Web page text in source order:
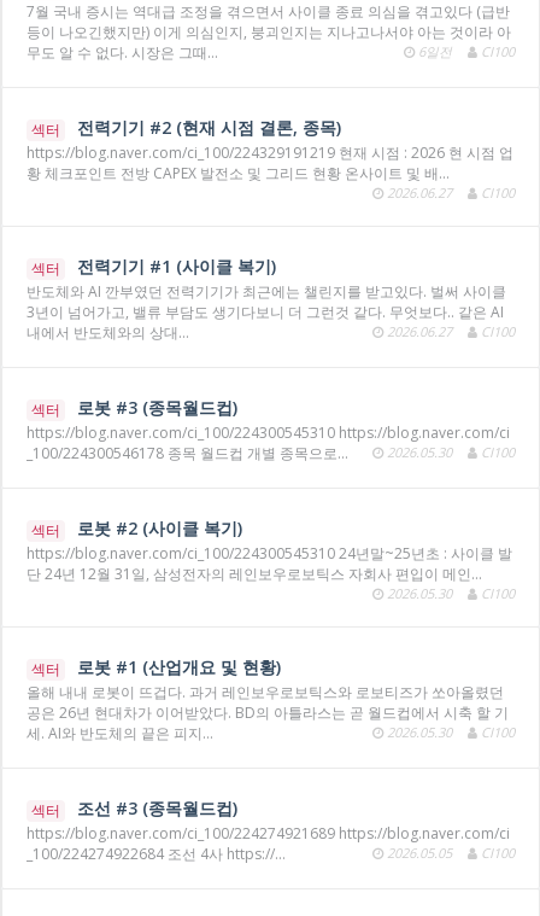
7월 국내 증시는 역대급 조정을 겪으면서 사이클 종료 의심을 겪고있다 (급반
등이 나오긴했지만) 이게 의심인지, 붕괴인지는 지나고나서야 아는 것이라 아
무도 알 수 없다. 시장은 그때…
6일전 CI100
섹터 전력기기 #2 (현재 시점 결론, 종목)
https://blog.naver.com/ci_100/224329191219 현재 시점 : 2026 현 시점 업
황 체크포인트 전방 CAPEX 발전소 및 그리드 현황 온사이트 및 배…
2026.06.27 CI100
섹터 전력기기 #1 (사이클 복기)
반도체와 AI 깐부였던 전력기기가 최근에는 챌린지를 받고있다. 벌써 사이클
3년이 넘어가고, 밸류 부담도 생기다보니 더 그런것 같다. 무엇보다.. 같은 AI
내에서 반도체와의 상대…
2026.06.27 CI100
섹터 로봇 #3 (종목월드컵)
https://blog.naver.com/ci_100/224300545310 https://blog.naver.com/ci
_100/224300546178 종목 월드컵 개별 종목으로…
2026.05.30 CI100
섹터 로봇 #2 (사이클 복기)
https://blog.naver.com/ci_100/224300545310 24년말~25년초 : 사이클 발
단 24년 12월 31일, 삼성전자의 레인보우로보틱스 자회사 편입이 메인…
2026.05.30 CI100
섹터 로봇 #1 (산업개요 및 현황)
올해 내내 로봇이 뜨겁다. 과거 레인보우로보틱스와 로보티즈가 쏘아올렸던
공은 26년 현대차가 이어받았다. BD의 아틀라스는 곧 월드컵에서 시축 할 기
세. AI와 반도체의 끝은 피지…
2026.05.30 CI100
섹터 조선 #3 (종목월드컵)
https://blog.naver.com/ci_100/224274921689 https://blog.naver.com/ci
_100/224274922684 조선 4사 https://…
2026.05.05 CI100